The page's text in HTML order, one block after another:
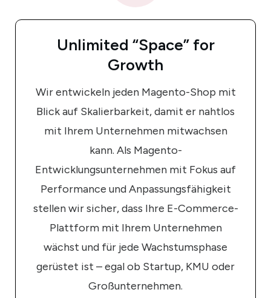
Unlimited “Space” for
Growth
Wir entwickeln jeden Magento-Shop mit
Blick auf Skalierbarkeit, damit er nahtlos
mit Ihrem Unternehmen mitwachsen
kann. Als Magento-
Entwicklungsunternehmen mit Fokus auf
Performance und Anpassungsfähigkeit
stellen wir sicher, dass Ihre E-Commerce-
Plattform mit Ihrem Unternehmen
wächst und für jede Wachstumsphase
gerüstet ist – egal ob Startup, KMU oder
Großunternehmen.